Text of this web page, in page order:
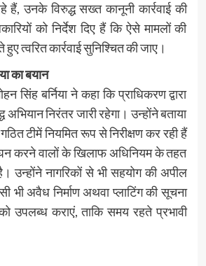
हैं, उनके विरुद्ध सख्त कानूनी कार्रवाई की
को निर्देश दिए हैं कि ऐसे मामलों की
हुए त्वरित कार्रवाई सुनिश्चित की जाए।
का बयान
सिंह बर्निया ने कहा कि प्राधिकरण द्वारा
अभियान निरंतर जारी रहेगा। उन्होंने बताया
टीमें नियमित रूप से निरीक्षण कर रही हैं
करने वालों के खिलाफ अधिनियम के तहत
उन्होंने नागरिकों से भी सहयोग की अपील
भी अवैध निर्माण अथवा प्लाटिंग की सूचना
उपलब्ध कराएं, ताकि समय रहते प्रभावी